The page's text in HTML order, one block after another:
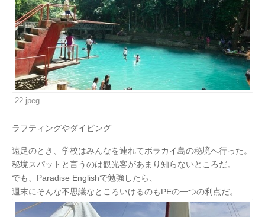
22.jpeg
ラフティングやダイビング
遠足のとき、学校はみんなを連れてボラカイ島の秘境へ行った。
秘境スパットと言うのは観光客があまり知らないところだ。
でも、Paradise Englishで勉強したら、
週末にそんな不思議なところいけるのもPEの一つの利点だ。